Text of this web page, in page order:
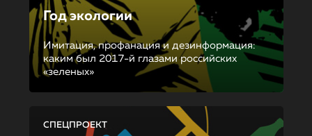
Год экологии
Имитация, профанация и дезинформация:
каким был 2017-й глазами российских
«зеленых»
СПЕЦПРОЕКТ